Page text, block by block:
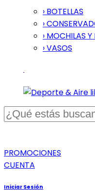
› BOTELLAS
›
› MOCHILAS
› VASOS
PROMOCIONES
CUENTA
Iniciar Sesión